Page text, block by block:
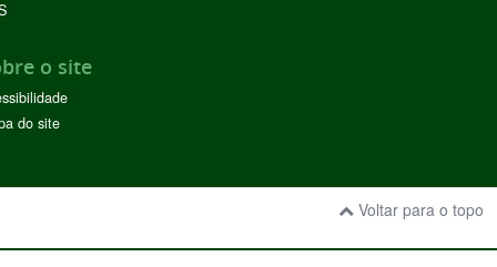
o site
do site
Voltar para o topo